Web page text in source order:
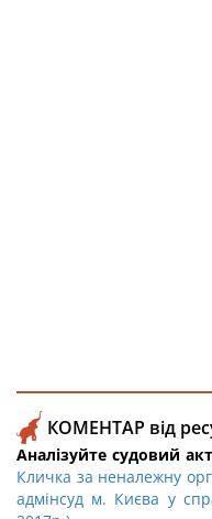
КОМЕНТАР від
Аналізуйте судовий
Кличка за неналежну
адмінсуд м. Києва у